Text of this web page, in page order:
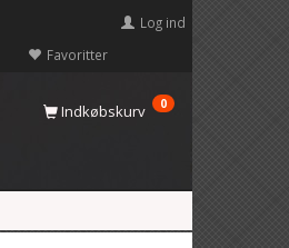
Favoritter
Log ind
Indkøbskurv 0